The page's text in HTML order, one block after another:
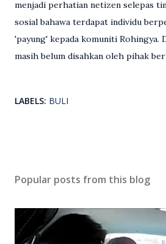
menjadi perhatian netizen selepas
sosial bahawa terdapat individu
'payung' kepada komuniti Rohingya.
masih belum disahkan oleh pihak
LABELS: BULI
Popular posts from this blog